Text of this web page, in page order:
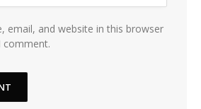
email, and website in this browser